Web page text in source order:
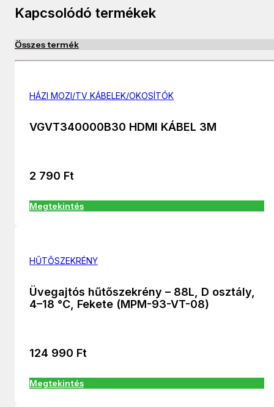
Kapcsolódó termékek
Összes termék
HÁZI MOZI/TV KÁBELEK/OKOSÍTÓK
VGVT340000B30 HDMI KÁBEL 3M
2 790 Ft
Megtekintés
HŰTŐSZEKRÉNY
Üvegajtós hűtőszekrény – 88L, D osztály,
4–18 °C, Fekete (MPM-93-VT-08)
124 990 Ft
Megtekintés